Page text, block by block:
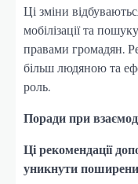
Ці зміни
мобілізації та
правами громадян.
більш людяною та
роль.
Поради при
Ці рекомендації
уникнути